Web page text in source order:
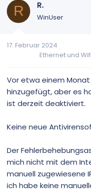
R R.
WinUser
17. Februar 2024
Ethernet und
Vor etwa einem Monat
hinzugefügt, aber es
ist derzeit deaktiviert.
Keine neue
Der
mich nicht mit dem
manuell zugewiesene
ich habe keine